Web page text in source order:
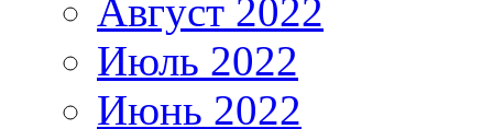
Август 2022
Июль 2022
Июнь 2022